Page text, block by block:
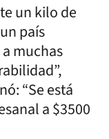
un kilo de
país
muchas
“Se está
a $3500